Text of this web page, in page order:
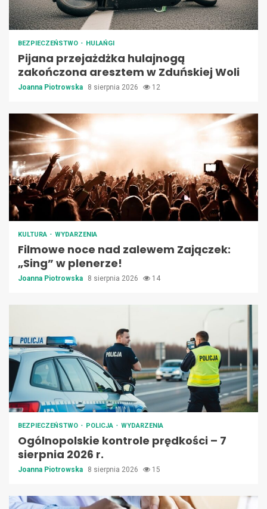
BEZPIECZEŃSTWO HULAŃGI
Pijana przejażdżka hulajnogą
zakończona aresztem w Zduńskiej Woli
Joanna Piotrowska 8 sierpnia 2026 12
KULTURA WYDARZENIA
Filmowe noce nad zalewem Zajączek:
„Sing” w plenerze!
Joanna Piotrowska 8 sierpnia 2026 14
BEZPIECZEŃSTWO POLICJA WYDARZENIA
Ogólnopolskie kontrole prędkości – 7
sierpnia 2026 r.
Joanna Piotrowska 8 sierpnia 2026 15